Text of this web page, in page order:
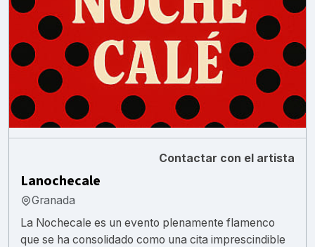
Contactar con el artista
Lanochecale
Granada
La Nochecale es un evento plenamente flamenco
que se ha consolidado como una cita imprescindible